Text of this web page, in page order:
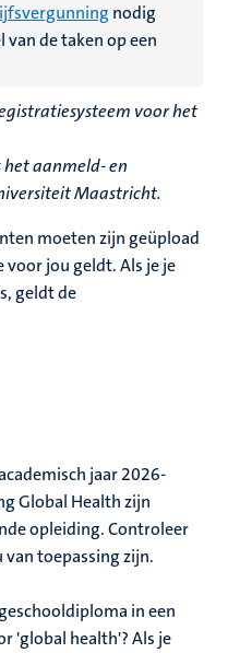
nodig
de taken op een
voor het
aanmeld- en
Maastricht.
moeten zijn geüpload
jou geldt. Als je je
geldt de
jaar 2026-
Global Health zijn
opleiding. Controleer
toepassing zijn.
in een
'global health'? Als je